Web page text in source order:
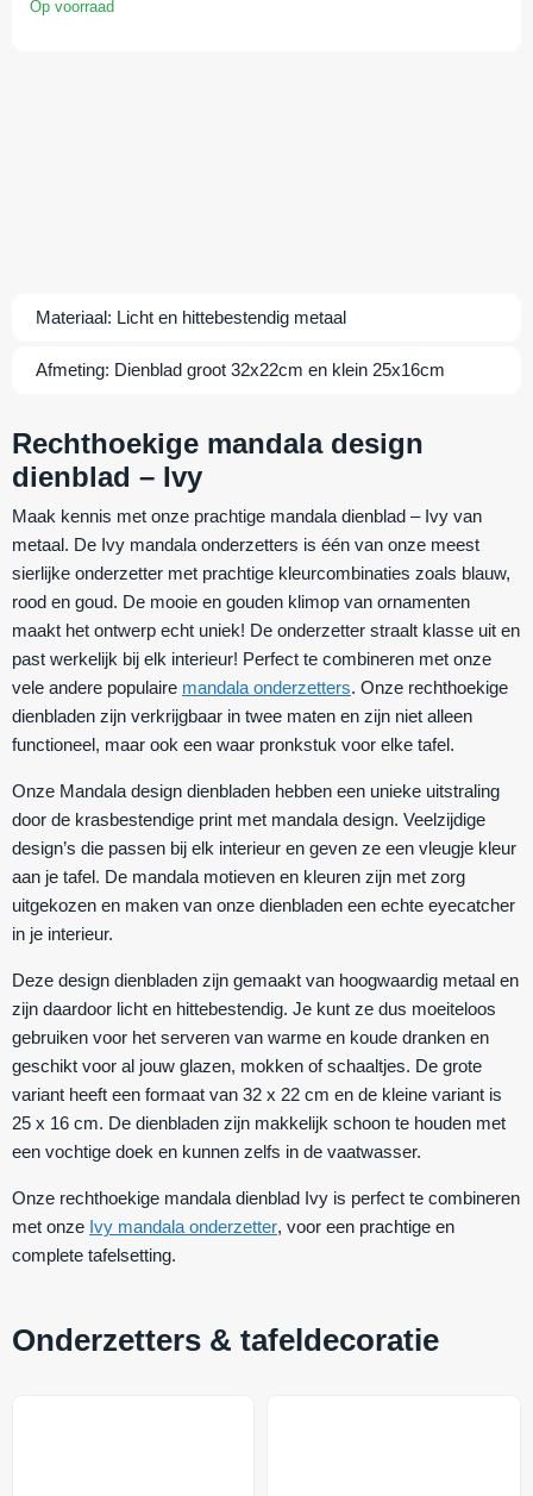
Op voorraad
Materiaal: Licht en hittebestendig metaal
Afmeting: Dienblad groot 32x22cm en klein 25x16cm
Rechthoekige mandala design
dienblad – Ivy
Maak kennis met onze prachtige mandala dienblad – Ivy van
metaal. De Ivy mandala onderzetters is één van onze meest
sierlijke onderzetter met prachtige kleurcombinaties zoals blauw,
rood en goud. De mooie en gouden klimop van ornamenten
maakt het ontwerp echt uniek! De onderzetter straalt klasse uit en
past werkelijk bij elk interieur! Perfect te combineren met onze
vele andere populaire mandala onderzetters. Onze rechthoekige
dienbladen zijn verkrijgbaar in twee maten en zijn niet alleen
functioneel, maar ook een waar pronkstuk voor elke tafel.
Onze Mandala design dienbladen hebben een unieke uitstraling
door de krasbestendige print met mandala design. Veelzijdige
design’s die passen bij elk interieur en geven ze een vleugje kleur
aan je tafel. De mandala motieven en kleuren zijn met zorg
uitgekozen en maken van onze dienbladen een echte eyecatcher
in je interieur.
Deze design dienbladen zijn gemaakt van hoogwaardig metaal en
zijn daardoor licht en hittebestendig. Je kunt ze dus moeiteloos
gebruiken voor het serveren van warme en koude dranken en
geschikt voor al jouw glazen, mokken of schaaltjes. De grote
variant heeft een formaat van 32 x 22 cm en de kleine variant is
25 x 16 cm. De dienbladen zijn makkelijk schoon te houden met
een vochtige doek en kunnen zelfs in de vaatwasser.
Onze rechthoekige mandala dienblad Ivy is perfect te combineren
met onze Ivy mandala onderzetter, voor een prachtige en
complete tafelsetting.
Onderzetters & tafeldecoratie